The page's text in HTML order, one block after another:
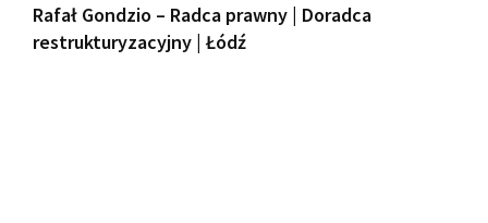
Rafał Gondzio – Radca prawny | Doradca
restrukturyzacyjny | Łódź